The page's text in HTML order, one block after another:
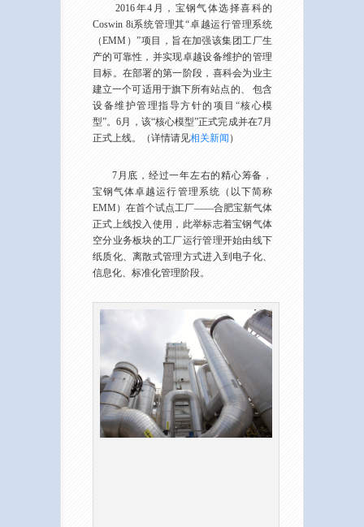
2016年4月，宝钢气体选择喜科的
Coswin 8i系统管理其“卓越运行管理系统
（EMM）”项目，旨在加强该集团工厂生
产的可靠性，并实现卓越设备维护的管理
目标。在部署的第一阶段，喜科会为业主
建立一个可适用于旗下所有站点的、 包含
设备维护管理指导方针的项目“核心模
型”。6月，该“核心模型”正式完成并在7月
正式上线。（详情请见相关新闻 ）
7月底，经过一年左右的精心筹备，
宝钢气体卓越运行管理系统（以下简称
EMM）在首个试点工厂——合肥宝新气体
正式上线投入使用，此举标志着宝钢气体
空分业务板块的工厂运行管理开始由线下
纸质化、离散式管理方式进入到电子化、
信息化、标准化管理阶段。